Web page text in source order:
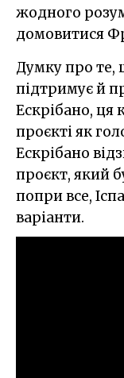
жодного
домовитися
Думку про те,
підтримує й
Ескрібано, ця
проєкті як
Ескрібано
проєкт, який
попри все,
варіанти.